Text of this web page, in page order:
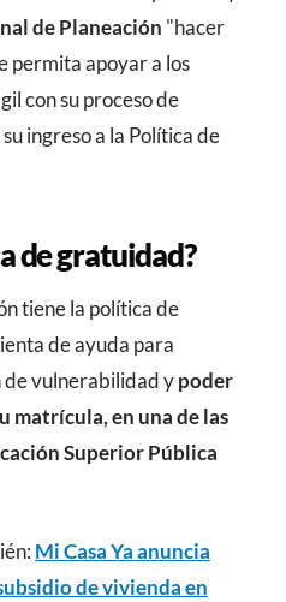
de Planeación "hacer
permita apoyar a los
con su proceso de
ingreso a la Política de
de gratuidad?
tiene la política de
de ayuda para
de vulnerabilidad ypoder
matrícula, en una de las
Superior Pública
Mi Casa Ya anuncia
de vivienda en